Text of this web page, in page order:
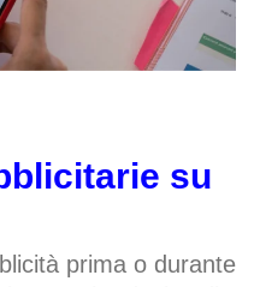
su
prima o durante